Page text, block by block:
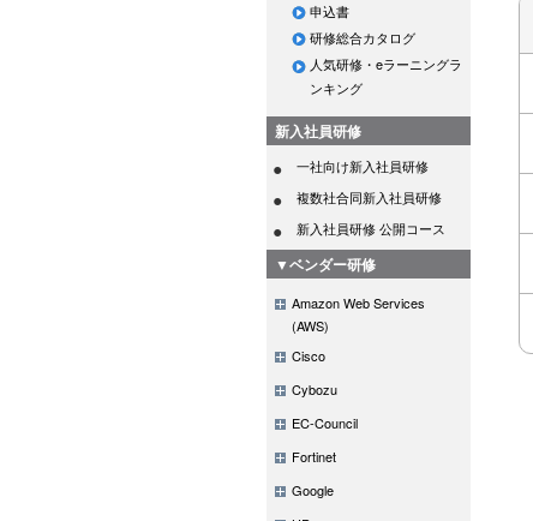
申込書
研修総合カタログ
人気研修・eラーニングラ
ンキング
新入社員研修
一社向け新入社員研修
複数社合同新入社員研修
新入社員研修 公開コース
▼ベンダー研修
Amazon Web Services
(AWS)
Cisco
Cybozu
EC-Council
Fortinet
Google